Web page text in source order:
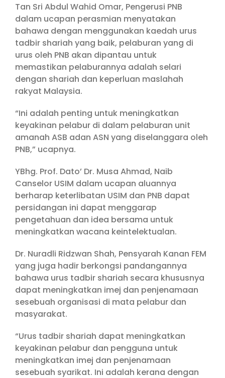
Tan Sri Abdul Wahid Omar, Pengerusi PNB
dalam ucapan perasmian menyatakan
bahawa dengan menggunakan kaedah urus
tadbir shariah yang baik, pelaburan yang di
urus oleh PNB akan dipantau untuk
memastikan pelaburannya adalah selari
dengan shariah dan keperluan maslahah
rakyat Malaysia.
“Ini adalah penting untuk meningkatkan
keyakinan pelabur di dalam pelaburan unit
amanah ASB adan ASN yang diselanggara oleh
PNB,” ucapnya.
YBhg. Prof. Dato’ Dr. Musa Ahmad, Naib
Canselor USIM dalam ucapan aluannya
berharap keterlibatan USIM dan PNB dapat
persidangan ini dapat menggarap
pengetahuan dan idea bersama untuk
meningkatkan wacana keintelektualan.
Dr. Nuradli Ridzwan Shah, Pensyarah Kanan FEM
yang juga hadir berkongsi pandangannya
bahawa urus tadbir shariah secara khususnya
dapat meningkatkan imej dan penjenamaan
sesebuah organisasi di mata pelabur dan
masyarakat.
“Urus tadbir shariah dapat meningkatkan
keyakinan pelabur dan pengguna untuk
meningkatkan imej dan penjenamaan
sesebuah syarikat. Ini adalah kerana dengan